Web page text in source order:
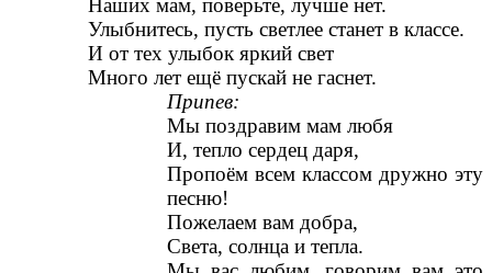
Наших мам, поверьте, лучше нет.
Улыбнитесь, пусть светлее станет в классе.
И от тех улыбок яркий свет
Много лет ещё пускай не гаснет.
Припев:
Мы поздравим мам любя
И, тепло сердец даря,
Пропоём всем классом дружно эту
песню!
Пожелаем вам добра,
Света, солнца и тепла.